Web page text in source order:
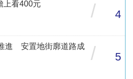
上看400元
/ 4
進 安置地街廓道路成
/ 5